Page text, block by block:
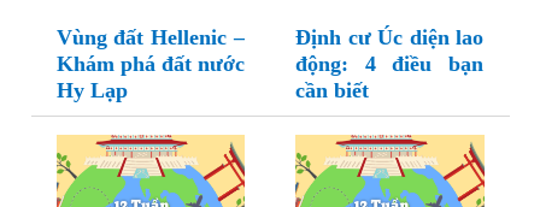
Vùng đất Hellenic –
Khám phá đất nước
Hy Lạp
Định cư Úc diện lao
động: 4 điều bạn
cần biết